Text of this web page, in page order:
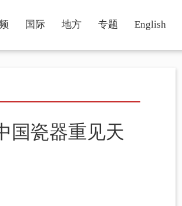
国际 地方 专题 English
国瓷器重见天